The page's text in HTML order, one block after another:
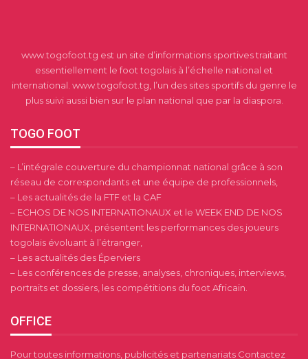
www.togofoot.tg est un site d’informations sportives traitant
essentiellement le foot togolais à l’échelle national et
international. www.togofoot.tg, l’un des sites sportifs du genre le
plus suivi aussi bien sur le plan national que par la diaspora.
TOGO FOOT
– L’intégrale couverture du championnat national grâce à son
réseau de correspondants et une équipe de professionnels,
– Les actualités de la FTF et la CAF
– ECHOS DE NOS INTERNATIONAUX et le WEEK END DE NOS
INTERNATIONAUX, présentent les performances des joueurs
togolais évoluant à l’étranger,
– Les actualités des Éperviers
– Les conférences de presse, analyses, chroniques, interviews,
portraits et dossiers, les compétitions du foot Africain.
OFFICE
Pour toutes informations, publicités et partenariats Contactez